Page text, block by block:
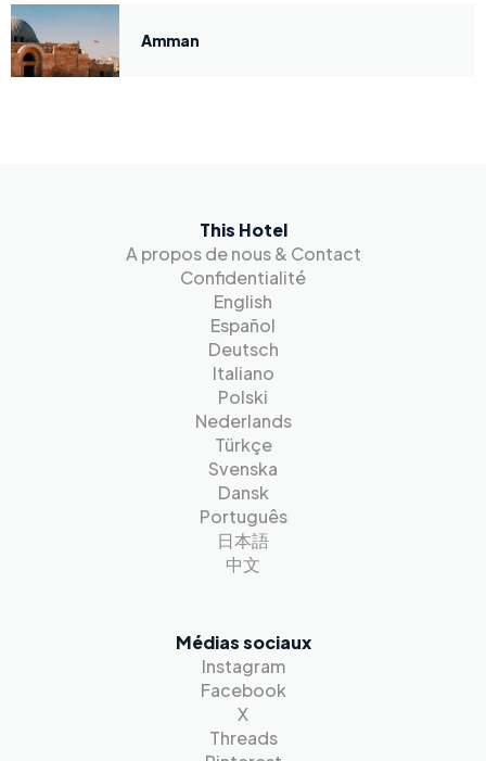
Amman
This Hotel
A propos de nous & Contact
Confidentialité
English
Español
Deutsch
Italiano
Polski
Nederlands
Türkçe
Svenska
Dansk
Português
日本語
中文
Médias sociaux
Instagram
Facebook
X
Threads